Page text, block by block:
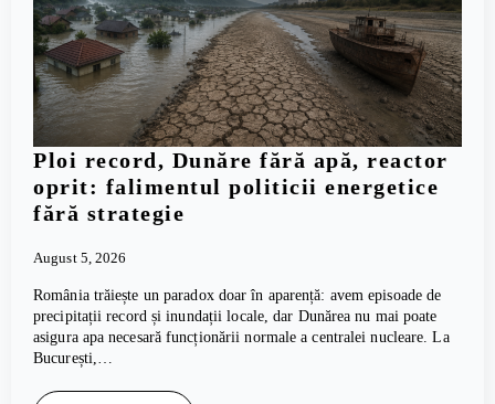
Ploi record, Dunăre fără apă, reactor
oprit: falimentul politicii energetice
fără strategie
August 5, 2026
România trăiește un paradox doar în aparență: avem episoade de
precipitații record și inundații locale, dar Dunărea nu mai poate
asigura apa necesară funcționării normale a centralei nucleare. La
București,…